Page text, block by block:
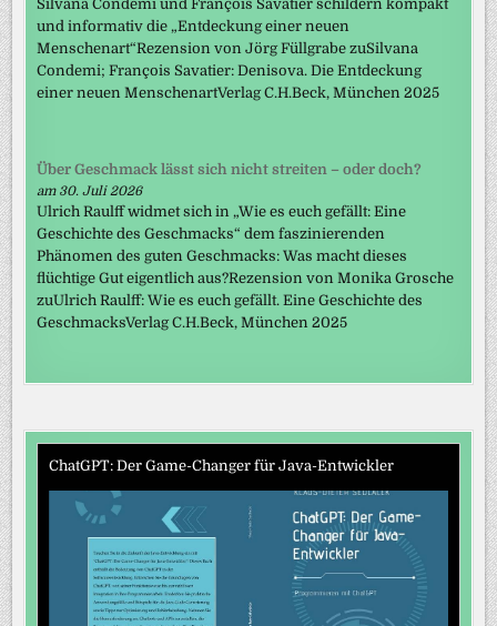
Silvana Condemi und François Savatier schildern kompakt
und informativ die „Entdeckung einer neuen
Menschenart“Rezension von Jörg Füllgrabe zuSilvana
Condemi; François Savatier: Denisova. Die Entdeckung
einer neuen MenschenartVerlag C.H.Beck, München 2025
Über Geschmack lässt sich nicht streiten – oder doch?
am 30. Juli 2026
Ulrich Raulff widmet sich in „Wie es euch gefällt: Eine
Geschichte des Geschmacks“ dem faszinierenden
Phänomen des guten Geschmacks: Was macht dieses
flüchtige Gut eigentlich aus?Rezension von Monika Grosche
zuUlrich Raulff: Wie es euch gefällt. Eine Geschichte des
GeschmacksVerlag C.H.Beck, München 2025
ChatGPT: Der Game-Changer für Java-Entwickler